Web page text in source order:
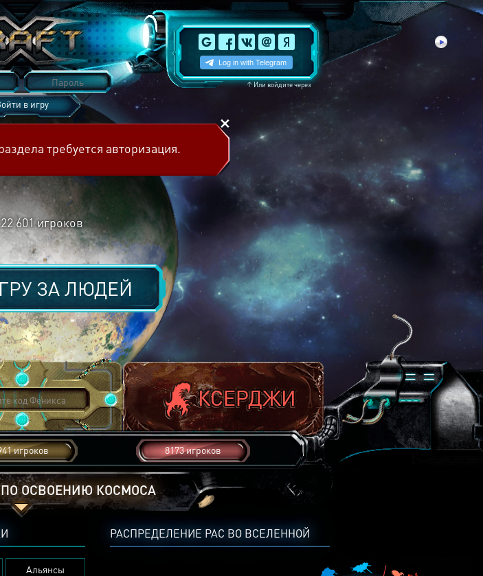
↑Или войдите через
в игру
требуется авторизация.
22 601игроков
ЗАЛЮДЕЙ
игроков 8173 игроков
ОСВОЕНИЮ КОСМОСА
РАСПРЕДЕЛЕНИЕ РАС ВО ВСЕЛЕННОЙ
Альянсы